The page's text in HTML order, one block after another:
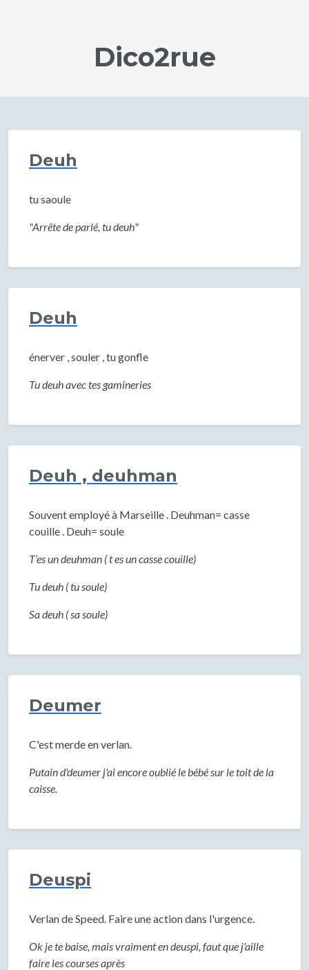
Dico2rue
Deuh
tu saoule
"Arrête de parlé, tu deuh"
Deuh
énerver , souler , tu gonfle
Tu deuh avec tes gamineries
Deuh , deuhman
Souvent employé à Marseille . Deuhman= casse
couille . Deuh= soule
T’es un deuhman ( t es un casse couille)
Tu deuh ( tu soule)
Sa deuh ( sa soule)
Deumer
C'est merde en verlan.
Putain d'deumer j'ai encore oublié le bébé sur le toit de la
caisse.
Deuspi
Verlan de Speed. Faire une action dans l'urgence.
Ok je te baise, mais vraiment en deuspi, faut que j'aille
faire les courses après